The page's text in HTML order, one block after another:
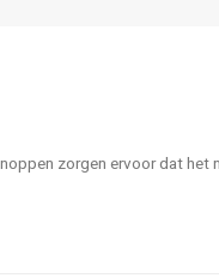
zorgen ervoor dat